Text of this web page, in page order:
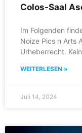
Colos-Saal
Im Folgenden
Noize Pics n Arts
Urheberrecht.
WEITERLESEN »
Juli 14, 2024